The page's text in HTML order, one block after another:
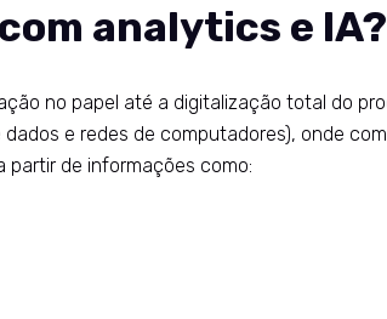
analytics e IA?
no papel até a digitalização total do
e redes de computadores), onde
partir de informações como: